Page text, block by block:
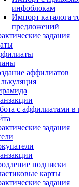
инфоблокам
Импорт каталога
предложений
задания
аффилиатов
с аффилиатами в
задания
подписки
карты
задания